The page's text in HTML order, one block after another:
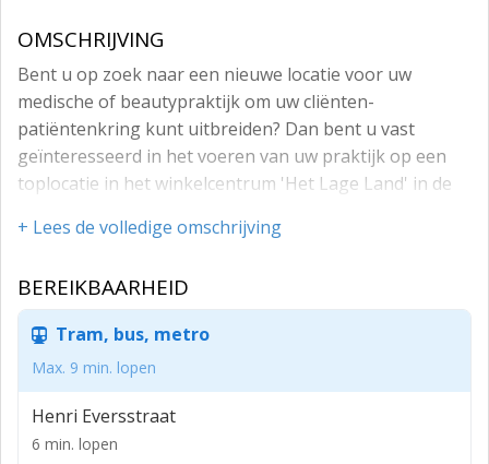
OMSCHRIJVING
Bent u op zoek naar een nieuwe locatie voor uw
medische of beautypraktijk om uw cliënten-
patiëntenkring kunt uitbreiden? Dan bent u vast
geïnteresseerd in het voeren van uw praktijk op een
toplocatie in het winkelcentrum 'Het Lage Land' in de
trekt door de mix van lokale ondernemers en landelijke
Scapino, Kruidvat, Albert Heijn en de Jumbo, dagelijks
duizenden bezoekers.
In het House of Marjory Alice aan de Henk
Speksnijderstraat zijn prachtige praktijk- kantoorunits
beschikbaar voor diverse professionals zoals
bijvoorbeeld schoonheidsspecialiste, barbier, kapper,
+ Lees de volledige omschrijving
BEREIKBAARHEID
Tram, bus, metro
Max. 9 min. lopen
Henri Eversstraat
6 min. lopen